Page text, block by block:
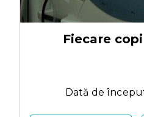
Fiecare
Dată de